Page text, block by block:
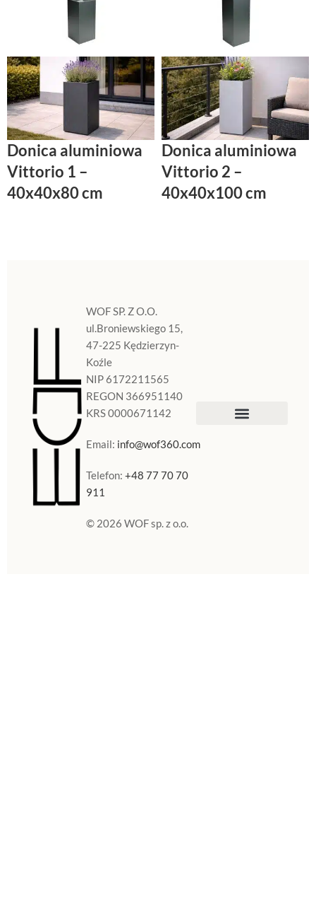
Donica aluminiowa
Vittorio 1 –
40x40x80 cm
Donica aluminiowa
Vittorio 2 –
40x40x100 cm
WOF SP. Z O.O.
ul.Broniewskiego 15,
47-225 Kędzierzyn-
Koźle
NIP 6172211565
REGON 366951140
KRS 0000671142
Email: info@wof360.com
Telefon:+48 77 70 70
911
© 2026 WOF sp. z o.o.